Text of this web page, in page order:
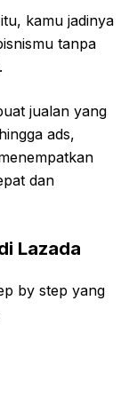
kamu jadinya
tanpa
jualan yang
ads,
dan
Lazada
by step yang